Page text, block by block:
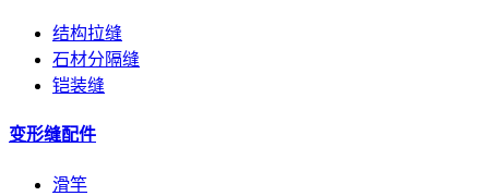
结构拉缝
石材分隔缝
铠装缝
变形缝配件
滑竿